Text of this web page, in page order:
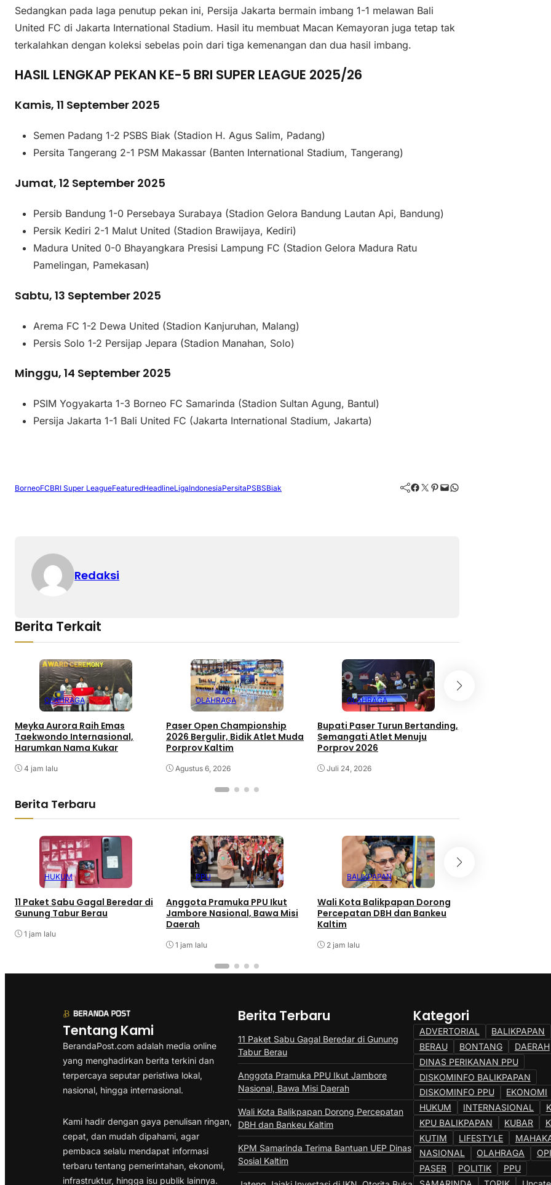
Sedangkan pada laga penutup pekan ini, Persija Jakarta bermain imbang 1-1 melawan Bali
United FC di Jakarta International Stadium. Hasil itu membuat Macan Kemayoran juga tetap tak
terkalahkan dengan koleksi sebelas poin dari tiga kemenangan dan dua hasil imbang.
HASIL LENGKAP PEKAN KE-5 BRI SUPER LEAGUE 2025/26
Kamis, 11 September 2025
Semen Padang 1-2 PSBS Biak (Stadion H. Agus Salim, Padang)
Persita Tangerang 2-1 PSM Makassar (Banten International Stadium, Tangerang)
Jumat, 12 September 2025
Persib Bandung 1-0 Persebaya Surabaya (Stadion Gelora Bandung Lautan Api, Bandung)
Persik Kediri 2-1 Malut United (Stadion Brawijaya, Kediri)
Madura United 0-0 Bhayangkara Presisi Lampung FC (Stadion Gelora Madura Ratu
Pamelingan, Pamekasan)
Sabtu, 13 September 2025
Arema FC 1-2 Dewa United (Stadion Kanjuruhan, Malang)
Persis Solo 1-2 Persijap Jepara (Stadion Manahan, Solo)
Minggu, 14 September 2025
PSIM Yogyakarta 1-3 Borneo FC Samarinda (Stadion Sultan Agung, Bantul)
Persija Jakarta 1-1 Bali United FC (Jakarta International Stadium, Jakarta)
BorneoFCBRI Super LeagueFeaturedHeadlineLigaIndonesiaPersitaPSBSBiak Facebook Twitter Pinterest Mail WhatsApp
Redaksi
Berita Terkait
OLAHRAGA
Meyka Aurora Raih Emas
Taekwondo Internasional,
Harumkan Nama Kukar
4 jam lalu
OLAHRAGA
Paser Open Championship
2026 Bergulir, Bidik Atlet Muda
Porprov Kaltim
Agustus 6, 2026
OLAHRAGA
Bupati Paser Turun Bertanding,
Semangati Atlet Menuju
Porprov 2026
Juli 24, 2026
Berita Terbaru
HUKUM
11 Paket Sabu Gagal Beredar di
Gunung Tabur Berau
1 jam lalu
PPU
Anggota Pramuka PPU Ikut
Jambore Nasional, Bawa Misi
Daerah
1 jam lalu
BALIKPAPAN
Wali Kota Balikpapan Dorong
Percepatan DBH dan Bankeu
Kaltim
2 jam lalu
Tentang Kami
BerandaPost.com adalah media online
yang menghadirkan berita terkini dan
terpercaya seputar peristiwa lokal,
nasional, hingga internasional.
Kami hadir dengan gaya penulisan ringan,
cepat, dan mudah dipahami, agar
pembaca selalu mendapat informasi
terbaru tentang pemerintahan, ekonomi,
infrastruktur, hingga isu publik lainnya.
Berita Terbaru
11 Paket Sabu Gagal Beredar di Gunung
Tabur Berau
Anggota Pramuka PPU Ikut Jambore
Nasional, Bawa Misi Daerah
Wali Kota Balikpapan Dorong Percepatan
DBH dan Bankeu Kaltim
KPM Samarinda Terima Bantuan UEP Dinas
Sosial Kaltim
Kategori
ADVERTORIAL
BALIKPAPAN
BERAU
BONTANG
DAERAH
DINAS PERIKANAN PPU
DISKOMINFO BALIKPAPAN
DISKOMINFO PPU
EKONOMI
HUKUM
INTERNASIONAL
KPU BALIKPAPAN
KUBAR
KUTIM
LIFESTYLE
NASIONAL
OLAHRAGA
PASER
POLITIK
PPU